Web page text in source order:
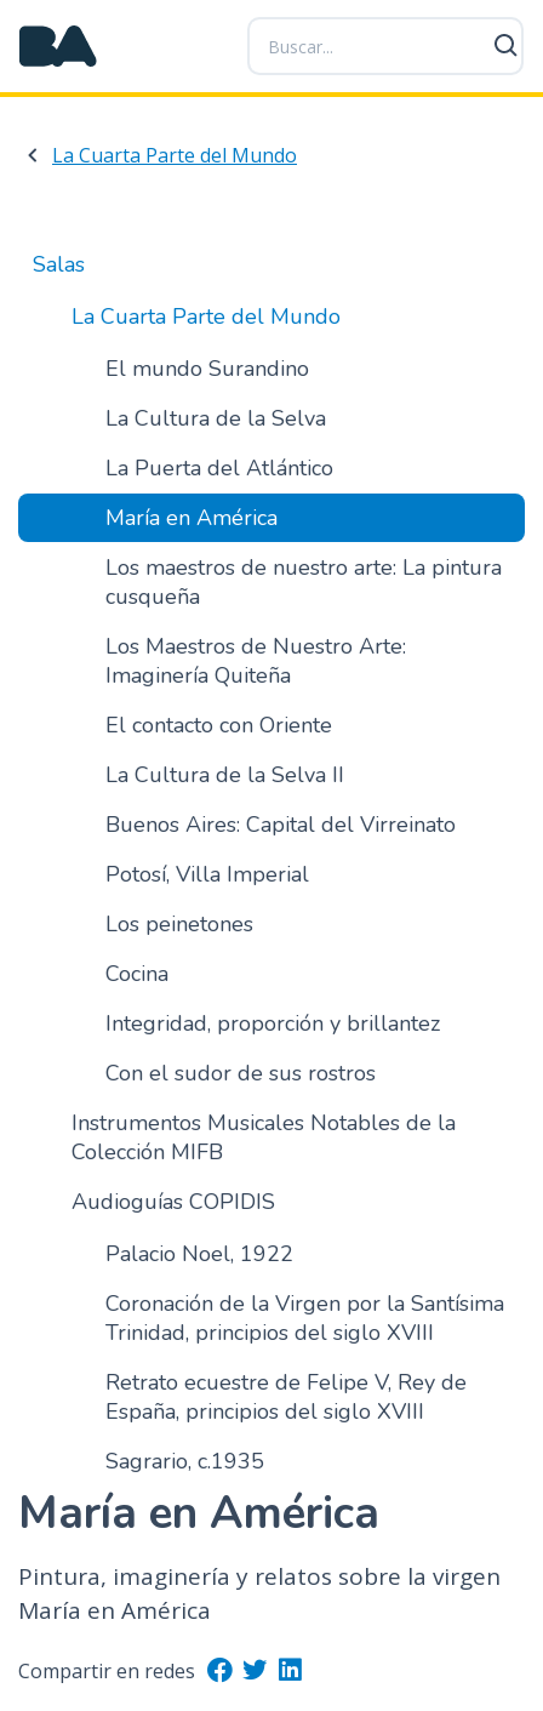
P
a
s
a
a
t
n
d
p
r
i
n
p
a
l
La Cuarta Parte del Mundo
Salas
La Cuarta Parte del Mundo
El mundo Surandino
La Cultura de la Selva
La Puerta del Atlántico
María en América
Los maestros de nuestro arte: La pintura
cusqueña
Los Maestros de Nuestro Arte:
Imaginería Quiteña
El contacto con Oriente
La Cultura de la Selva II
Buenos Aires: Capital del Virreinato
Potosí, Villa Imperial
Los peinetones
Cocina
Integridad, proporción y brillantez
Con el sudor de sus rostros
Instrumentos Musicales Notables de la
Colección MIFB
Audioguías COPIDIS
Palacio Noel, 1922
Coronación de la Virgen por la Santísima
Trinidad, principios del siglo XVIII
Retrato ecuestre de Felipe V, Rey de
España, principios del siglo XVIII
Sagrario, c.1935
María en América
Pintura, imaginería y relatos sobre la virgen
María en América
Compartir en redes